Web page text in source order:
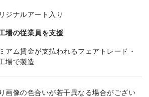
ジナルアート入り
場の従業員を支援
アム賃金が支払われるフェアトレード・
場で製造
画像の色合いが若干異なる場合がござい